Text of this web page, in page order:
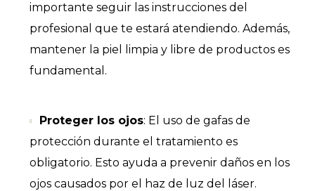
importante seguir las instrucciones del
profesional que te estará atendiendo. Además,
mantener la piel limpia y libre de productos es
fundamental.
Proteger los ojos: El uso de gafas de
protección durante el tratamiento es
obligatorio. Esto ayuda a prevenir daños en los
ojos causados por el haz de luz del láser.